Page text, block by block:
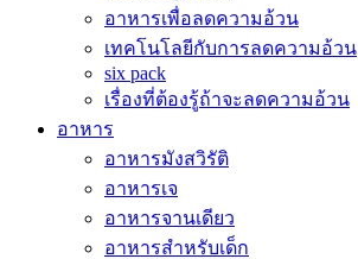
อาหารเพื่อลดความอ้วน
เทคโนโลยีกับการลดความอ้วน
six pack
เรื่องที่ต้องรู้ถ้าจะลดความอ้วน
อาหาร
อาหารมังสวิรัติ
อาหารเจ
อาหารจานเดียว
อาหารสำหรับเด็ก